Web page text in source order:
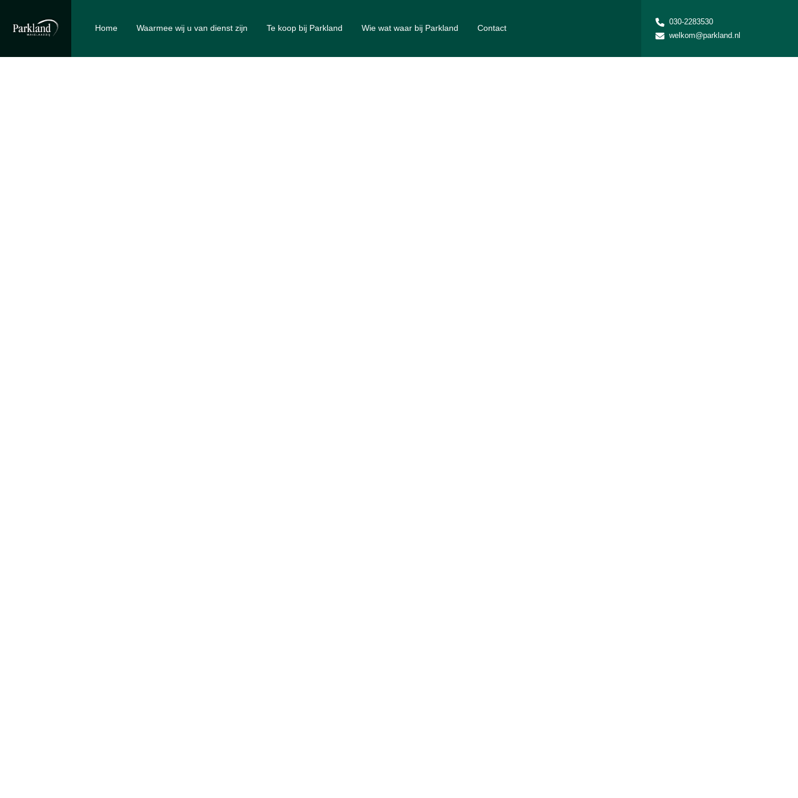
Home Waarmee wij u van dienst zijn Te koop bij Parkland Wie wat waar bij Parkland Contact
030-2283530
welkom@parkland.nl